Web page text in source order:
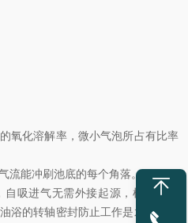
氧化溶解率，微小气泡所占有比率
流能冲刷池底的每个角落。
吸进气无需外接起源，机组寿命
浴的转轴密封防止工作是水与密封